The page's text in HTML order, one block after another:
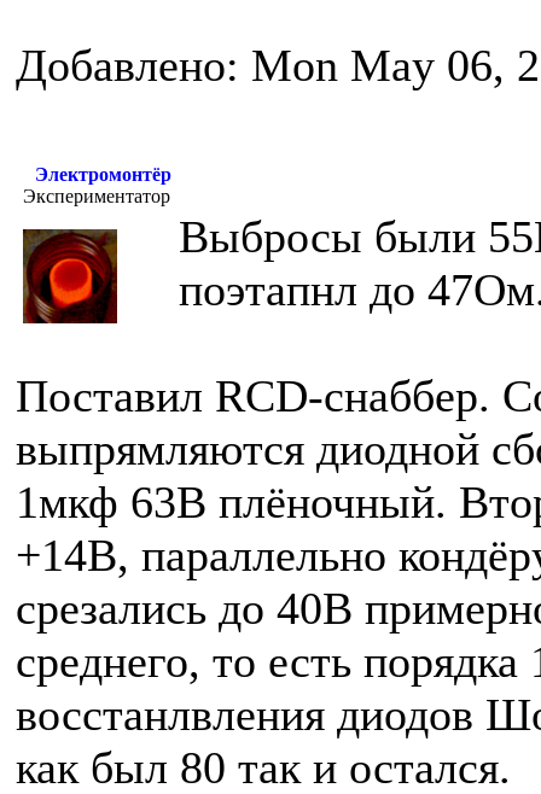
Добавлено: Mon May 06,
Электромонтёр
Экспериментатор
Выбросы были
поэтапнл до
Поставил RCD-снаббер.
выпрямляются диодной
1мкф 63В плёночный.
+14В, параллельно
срезались до 40В
среднего, то есть
восстанлвления диодов
как был 80 так и остался.